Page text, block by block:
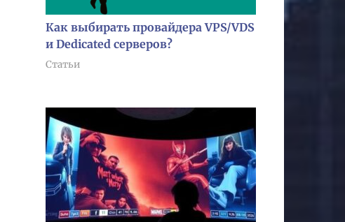
Как выбирать провайдера VPS/VDS
и Dedicated серверов?
Статьи